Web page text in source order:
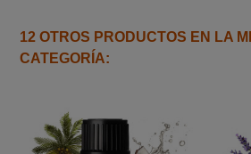
12 OTROS PRODUCTOS EN LA
CATEGORÍA: